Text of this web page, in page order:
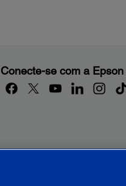
Conecte-se com a Epson